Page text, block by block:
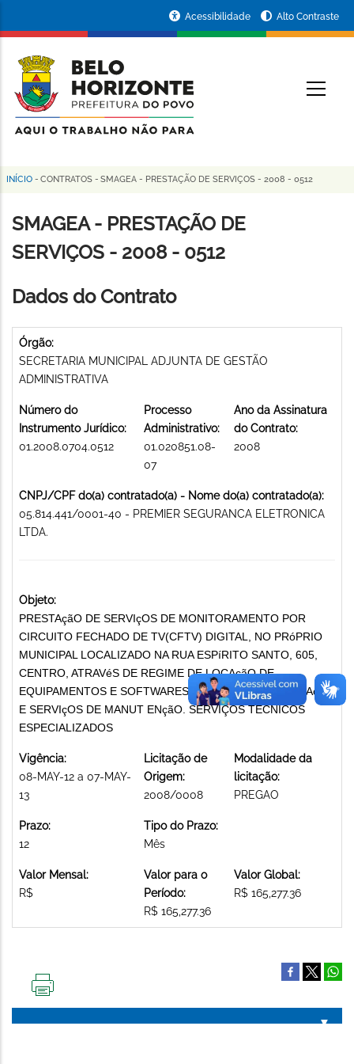
conteúdo
principal
da
Prefeitura
de
Horizonte
Acessibilidade Alto Contraste
Trilha
de
navegação
INÍCIO - CONTRATOS - SMAGEA - PRESTAÇÃO DE SERVIÇOS - 2008 - 0512
SMAGEA - PRESTAÇÃO DE
SERVIÇOS - 2008 - 0512
Dados do Contrato
Órgão:
SECRETARIA MUNICIPAL ADJUNTA DE GESTÃO
ADMINISTRATIVA
Número do
Instrumento Jurídico:
01.2008.0704.0512
Processo
Administrativo:
01.020851.08-
07
Ano da Assinatura
do Contrato:
2008
CNPJ/CPF do(a) contratado(a) - Nome do(a) contratado(a):
05.814.441/0001-40 - PREMIER SEGURANCA ELETRONICA
LTDA.
Objeto:
PRESTAçãO DE SERVIçOS DE MONITORAMENTO POR
CIRCUITO FECHADO DE TV(CFTV) DIGITAL, NO PRóPRIO
MUNICIPAL LOCALIZADO NA RUA ESPíRITO SANTO, 605,
CENTRO, ATRAVéS DE REGIME DE LOCAçãO DE
EQUIPAMENTOS E SOFTWARES, INCLUINDO A INSTALAçãO
E SERVIçOS DE MANUT ENçãO. SERVIÇOS TÉCNICOS
ESPECIALIZADOS
Vigência:
08-MAY-12 a 07-MAY-
13
Licitação de
Origem:
2008/0008
Modalidade da
licitação:
PREGAO
Prazo:
12
Tipo do Prazo:
Mês
Valor Mensal:
R$
Valor para o
Período:
R$ 165,277.36
Valor Global:
R$ 165,277.36
PÁGINA